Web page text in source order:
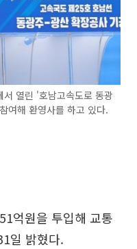
열린 '호남고속도로 동광
여해 환영사를 하고 있다.
억원을 투입해 교통
일 밝혔다.